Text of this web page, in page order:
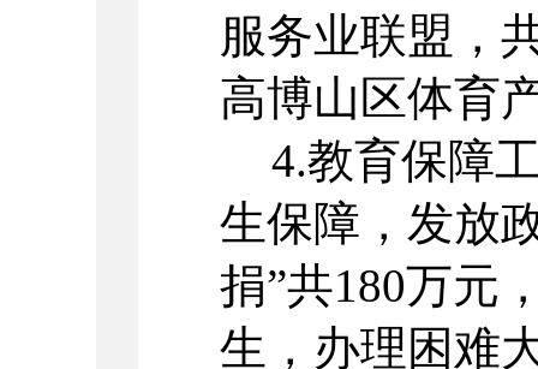
服务业联盟，
高博山区体育
4.教育保障
生保障，发放
捐”共180万元
生，办理困难